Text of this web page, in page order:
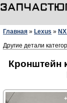
Главная » Lexus »
Другие детали
Кронштейн